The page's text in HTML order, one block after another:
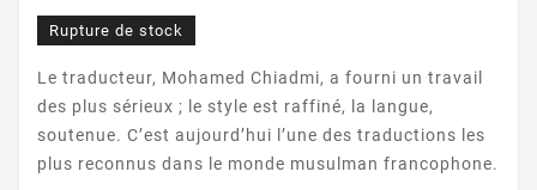
Rupture de stock
Le traducteur, Mohamed Chiadmi, a fourni un travail
des plus sérieux ; le style est raffiné, la langue,
soutenue. C’est aujourd’hui l’une des traductions les
plus reconnus dans le monde musulman francophone.